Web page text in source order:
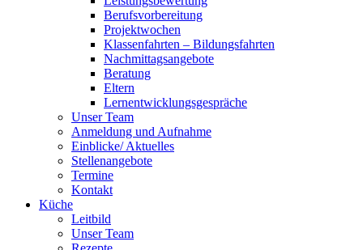
Berufsvorbereitung
Projektwochen
Klassenfahrten – Bildungsfahrten
Nachmittagsangebote
Beratung
Eltern
Lernentwicklungsgespräche
Unser Team
Anmeldung und Aufnahme
Einblicke/ Aktuelles
Stellenangebote
Termine
Kontakt
Küche
Leitbild
Unser Team